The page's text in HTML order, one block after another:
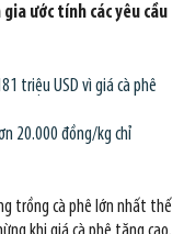
ước tính các yêu cầu
triệu USD vì giá cà phê
20.000 đồng/kg chỉ
trồng cà phê lớn nhất thế